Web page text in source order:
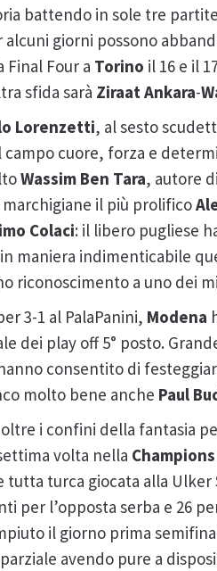
battendo in sole tre
giorni possono
Final Four a Torino il 16 e il
sfida sarà ZiraatAnkara-
Lorenzetti, al sesto
cuore, forza e
Wassim Ben Tara, autore
il più prolifico
Colaci: il libero pugliese
maniera indimenticabile
riconoscimento a uno dei
3-1 al PalaPanini, Modena
dei play off 5° posto.
consentito di
molto bene anche Paul
i confini della fantasia
volta nella Champions
tutta turca giocata alla Ulker
per l’opposta serba e 26
il giorno prima
avendo pure a